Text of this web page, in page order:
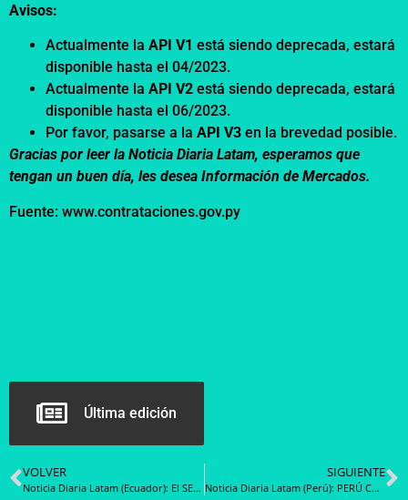
Avisos:
Actualmente la API V1 está siendo deprecada, estará
disponible hasta el 04/2023.
Actualmente la API V2 está siendo deprecada, estará
disponible hasta el 06/2023.
Por favor, pasarse a la API V3 en la brevedad posible.
Gracias por leer la Noticia Diaria Latam, esperamos que
tengan un buen día, les desea Información de Mercados.
Fuente: www.contrataciones.gov.py
Última edición
VOLVER
Noticia Diaria Latam (Ecuador): El SERCOP desarrolla mesas de trabajo en territorio para la optimización de las compras públicas
SIGUIENTE
Noticia Diaria Latam (Perú): PERÚ COMPRAS realiza consulta pública sobre modificación de 108 Fichas Técnicas de alimentos